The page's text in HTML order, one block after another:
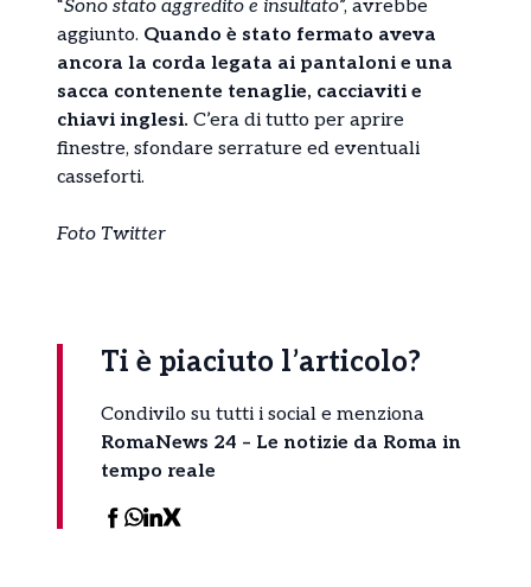
“Sono stato aggredito e insultato”, avrebbe
aggiunto. Quando è stato fermato aveva
ancora la corda legata ai pantaloni e una
sacca contenente tenaglie, cacciaviti e
chiavi inglesi. C’era di tutto per aprire
finestre, sfondare serrature ed eventuali
casseforti.
Foto Twitter
Ti è piaciuto l’articolo?
Condivilo su tutti i social e menziona
RomaNews 24 – Le notizie da Roma in
tempo reale